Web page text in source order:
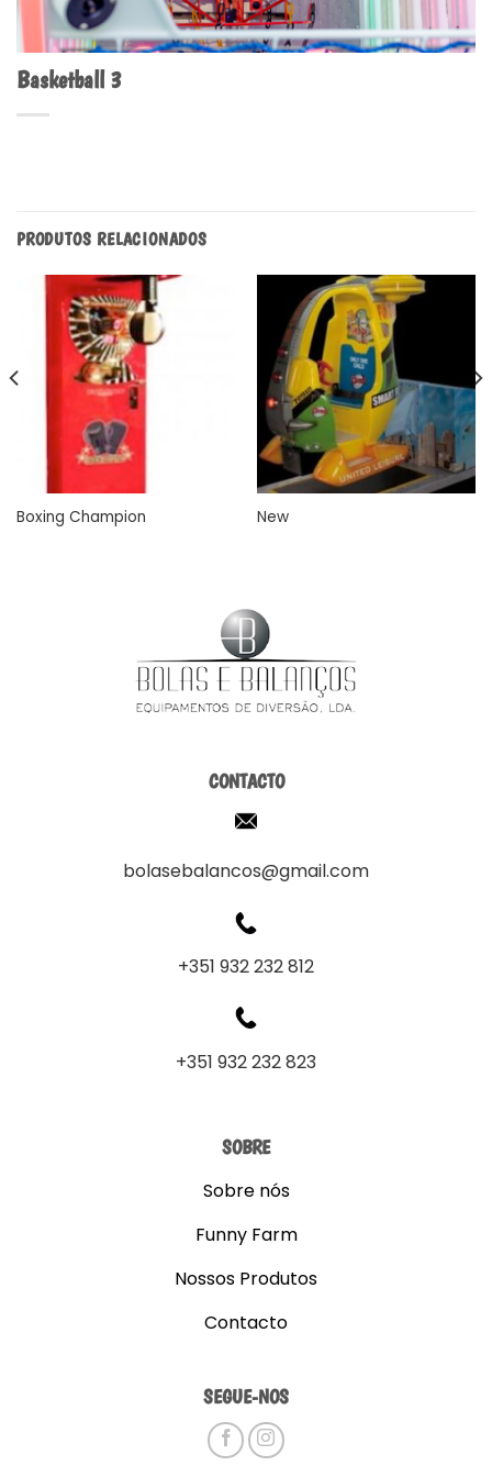
Basketball 3
PRODUTOS RELACIONADOS
Boxing Champion New
CONTACTO
bolasebalancos@gmail.com
+351 932 232 812
+351 932 232 823
SOBRE
Sobre nós
Funny Farm
Nossos Produtos
Contacto
SEGUE-NOS